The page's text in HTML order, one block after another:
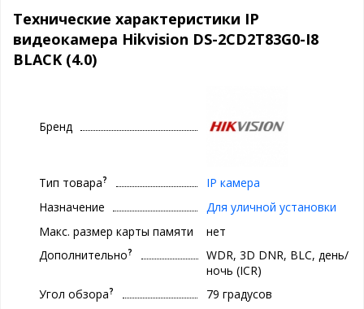
Технические характеристики IP
видеокамера Hikvision DS-2CD2T83G0-I8
BLACK (4.0)
Бренд
Тип товара?
IP камера
Назначение
Для уличной установки
Макс. размер карты памяти
нет
Дополнительно?
WDR, 3D DNR, BLC, день/
ночь (ICR)
Угол обзора? 79 градусов